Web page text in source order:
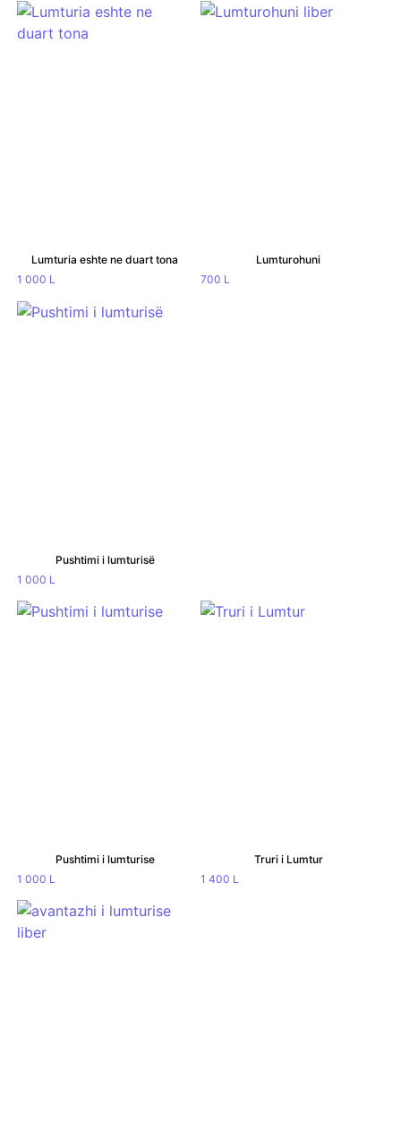
Lumturia eshte ne duart tona
1 000 L
Lumturohuni
700 L
Pushtimi i lumturisë
1 000 L
Pushtimi i lumturise
1 000 L
Truri i Lumtur
1 400 L